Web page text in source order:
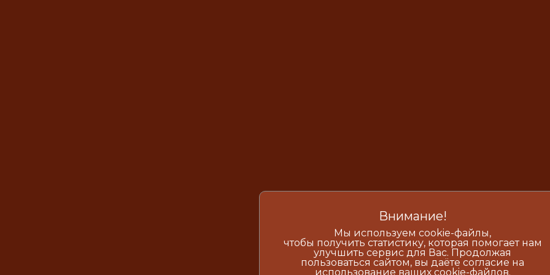
Внимание!
Мы используем cookie-файлы,
чтобы получить статистику, которая помогает нам
улучшить сервис для Вас. Продолжая
пользоваться сайтом, вы даёте согласие на
использование ваших cookie-файлов.